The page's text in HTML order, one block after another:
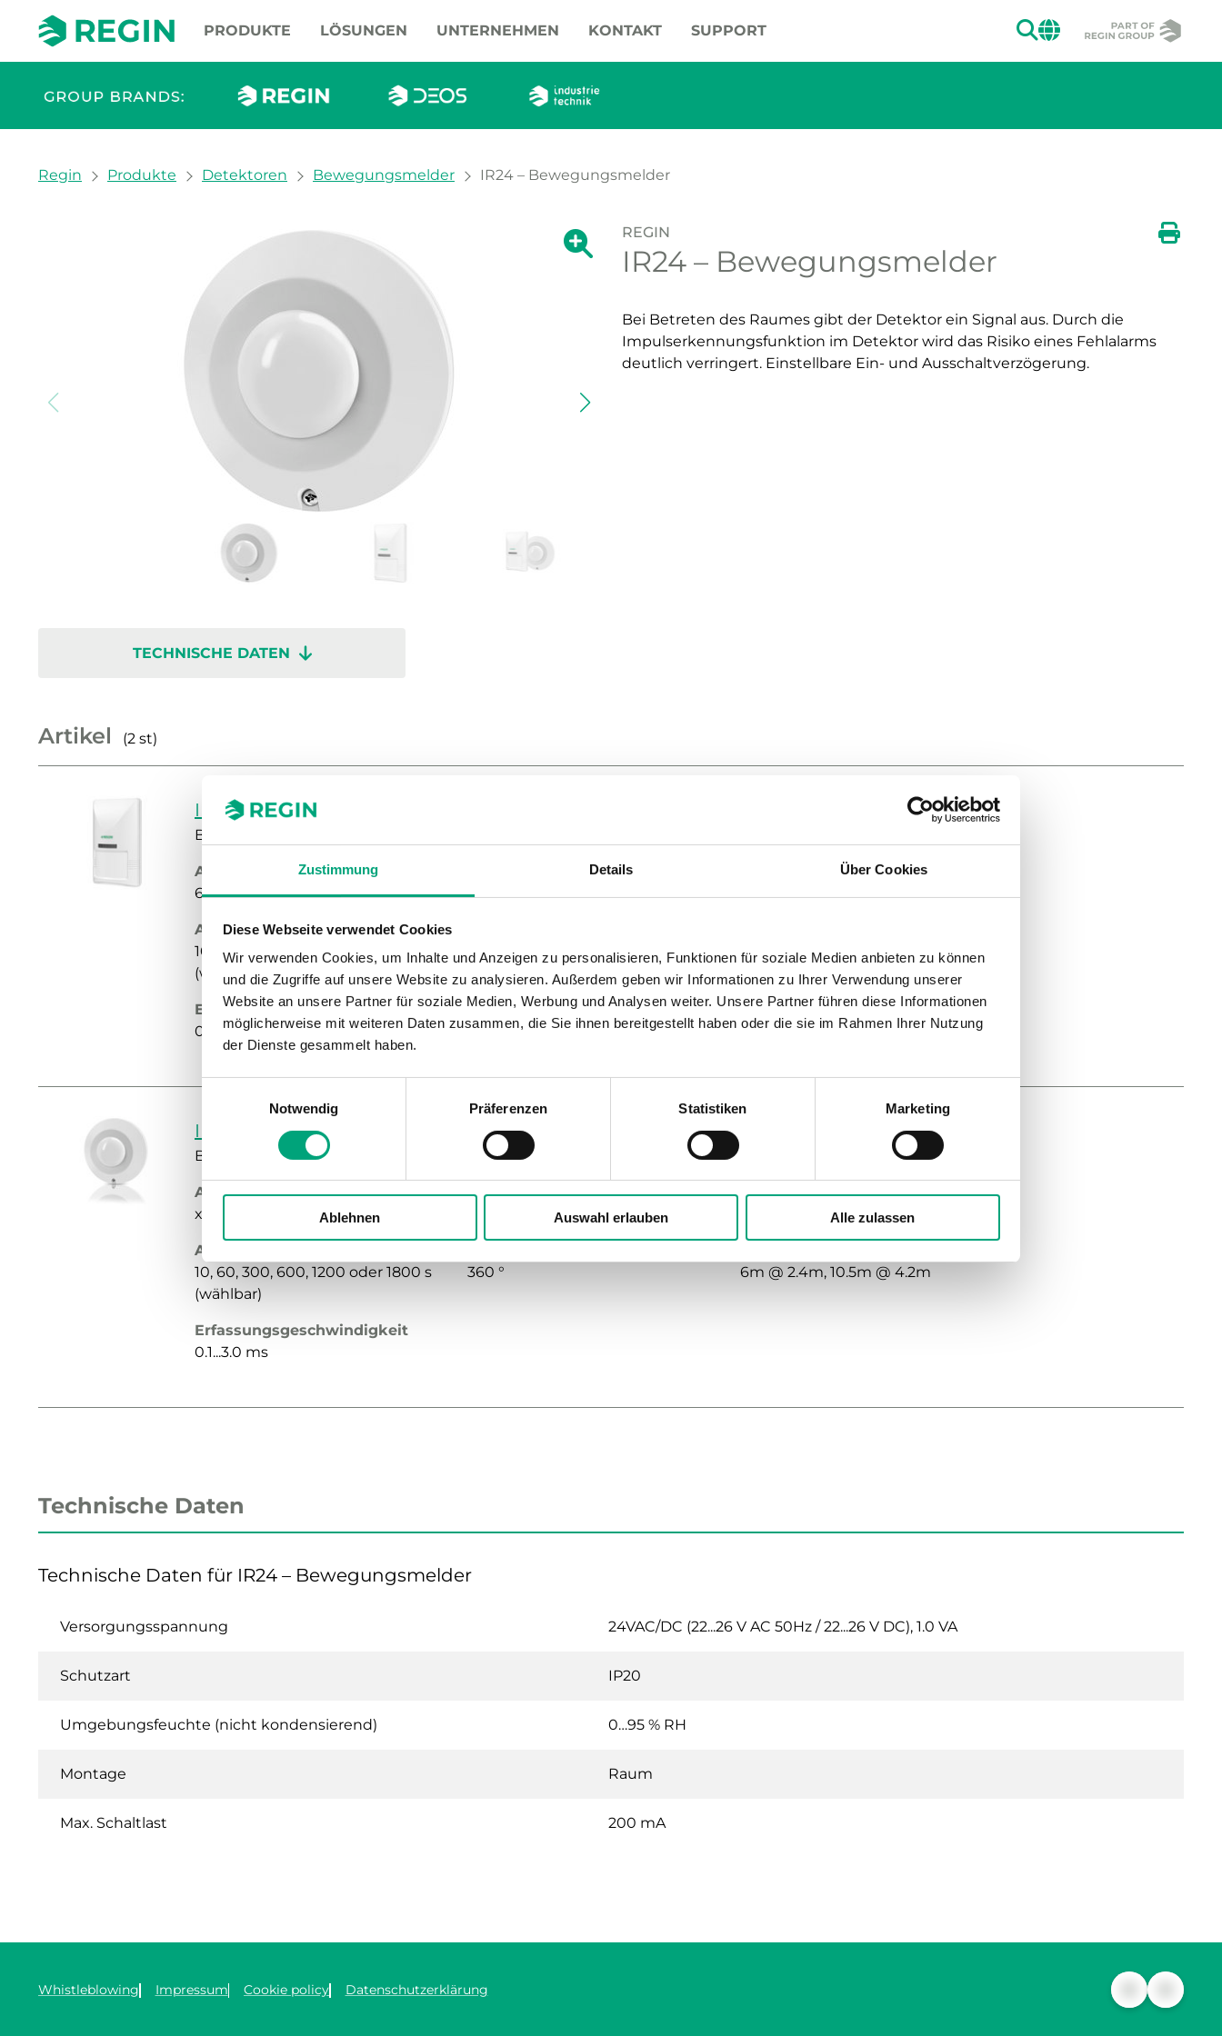
Zustimmung Details Über Cookies
Diese Webseite verwendet Cookies
Wir verwenden Cookies, um Inhalte und Anzeigen zu personalisieren, Funktionen für soziale Medien anbieten zu können
und die Zugriffe auf unsere Website zu analysieren. Außerdem geben wir Informationen zu Ihrer Verwendung unserer
Website an unsere Partner für soziale Medien, Werbung und Analysen weiter. Unsere Partner führen diese Informationen
möglicherweise mit weiteren Daten zusammen, die Sie ihnen bereitgestellt haben oder die sie im Rahmen Ihrer Nutzung
der Dienste gesammelt haben.
Einwilligungsauswahl
Notwendig
Präferenzen Statistiken Marketing
Ablehnen Auswahl erlauben Alle zulassen
PRODUKTE LÖSUNGEN UNTERNEHMEN KONTAKT SUPPORT SUCHEN
CHANGE
You are here:
Regin Produkte Detektoren Bewegungsmelder IR24 – Bewegungsmelder
Zeige große Version des Bildes.
Zeige große Version des Bildes.
Zeige große
REGIN
IR24 – Bewegungsmelder
Bei Betreten des Raumes gibt der Detektor ein Signal aus. Durch die
Impulserkennungsfunktion im Detektor wird das Risiko eines Fehlalarms
deutlich verringert. Einstellbare Ein- und Ausschaltverzögerung.
TECHNISCHE DATEN
Artikel (2 st)
IR24-P
Bewegungsmelder
Abmessungen, außen (B x H x T)
66x112x45 mm
NC/NO potentialfreies Umschaltrelais
Einschaltverzögerung
Ausschaltverzögerung
10, 60, 300, 600, 1200 oder 1800 s
(wählbar)
110 °
6m @ 1.8m, 3.6m @ 20m
Erfassungsgeschwindigkeit
0.1...3.0 ms
IR24-PC
Bewegungsmelder
Abmessungen, außen (B x H x T)
x110x44 mm
Relais
NC/NO potentialfreies Umschaltrelais
Einschaltverzögerung
0, 10, 30, 60, 300 oder 600 s (wählbar)
Ausschaltverzögerung
10, 60, 300, 600, 1200 oder 1800 s
(wählbar)
360 °
6m @ 2.4m, 10.5m @ 4.2m
Erfassungsgeschwindigkeit
0.1...3.0 ms
Technische Daten
Technische Daten für IR24 – Bewegungsmelder
Versorgungsspannung 24VAC/DC (22...26 V AC 50Hz / 22...26 V DC), 1.0 VA
Schutzart IP20
Umgebungsfeuchte (nicht kondensierend) 0…95 % RH
Montage Raum
Max. Schaltlast 200 mA
Whistleblowing Impressum Cookie policy Datenschutzerklärung